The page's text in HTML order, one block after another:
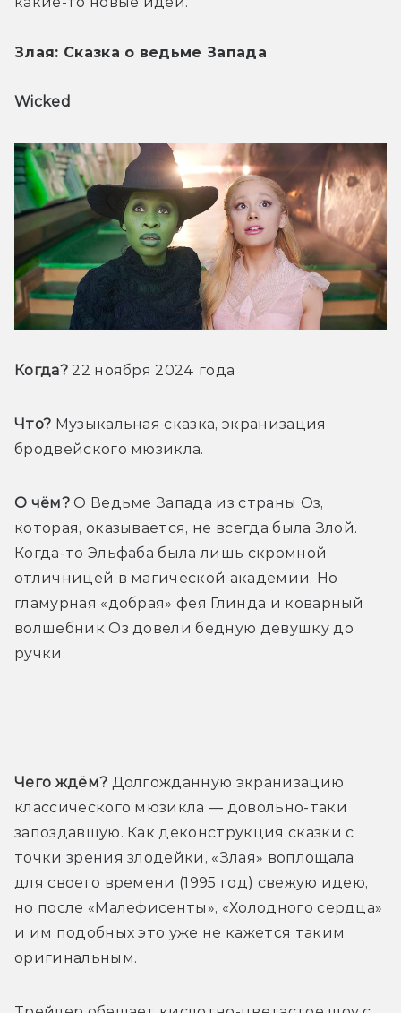
Злая: Сказка о ведьме Запада
Wicked
Когда? 22 ноября 2024 года
Что? Музыкальная сказка, экранизация
бродвейского мюзикла.
О чём? О Ведьме Запада из страны Оз,
которая, оказывается, не всегда была Злой.
Когда-то Эльфаба была лишь скромной
отличницей в магической академии. Но
гламурная «добрая» фея Глинда и коварный
волшебник Оз довели бедную девушку до
ручки.
Чего ждём? Долгожданную экранизацию
классического мюзикла — довольно-таки
запоздавшую. Как деконструкция сказки с
точки зрения злодейки, «Злая» воплощала
для своего времени (1995 год) свежую идею,
но после «Малефисенты», «Холодного сердца»
и им подобных это уже не кажется таким
оригинальным.